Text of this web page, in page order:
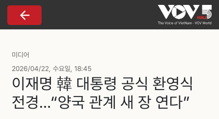
Nhảy đến nội dung
미디어
2026/04/22, 수요일, 18:45
이재명 韓 대통령 공식 환영식
전경…“양국 관계 새 장 연다”